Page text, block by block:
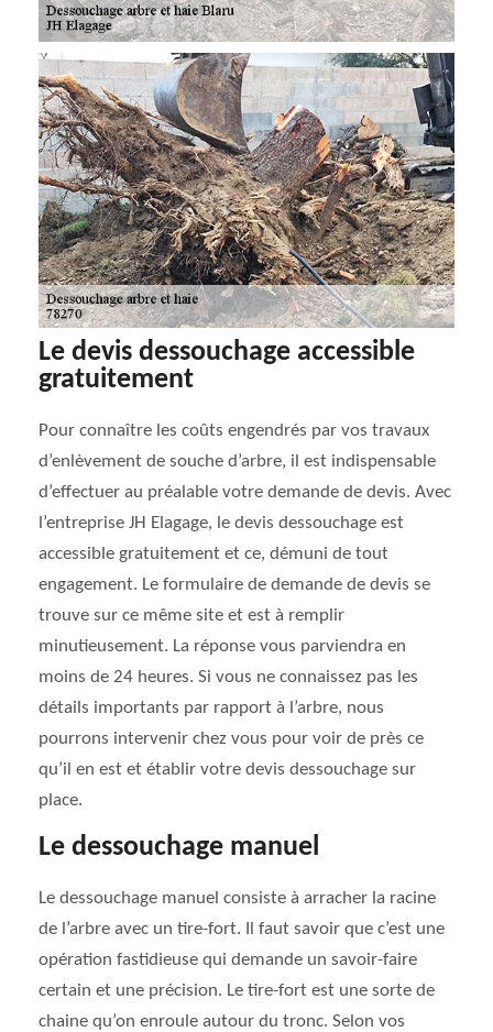
Le devis dessouchage accessible
gratuitement
Pour connaître les coûts engendrés par vos travaux
d’enlèvement de souche d’arbre, il est indispensable
d’effectuer au préalable votre demande de devis. Avec
l’entreprise JH Elagage, le devis dessouchage est
accessible gratuitement et ce, démuni de tout
engagement. Le formulaire de demande de devis se
trouve sur ce même site et est à remplir
minutieusement. La réponse vous parviendra en
moins de 24 heures. Si vous ne connaissez pas les
détails importants par rapport à l’arbre, nous
pourrons intervenir chez vous pour voir de près ce
qu’il en est et établir votre devis dessouchage sur
place.
Le dessouchage manuel
Le dessouchage manuel consiste à arracher la racine
de l’arbre avec un tire-fort. Il faut savoir que c’est une
opération fastidieuse qui demande un savoir-faire
certain et une précision. Le tire-fort est une sorte de
chaine qu’on enroule autour du tronc. Selon vos